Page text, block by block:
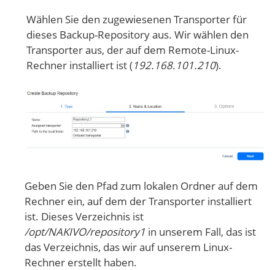
Wählen Sie den zugewiesenen Transporter für
dieses Backup-Repository aus. Wir wählen den
Transporter aus, der auf dem Remote-Linux-
Rechner installiert ist (192.168.101.210).
Geben Sie den Pfad zum lokalen Ordner auf dem
Rechner ein, auf dem der Transporter installiert
ist. Dieses Verzeichnis ist
/opt/NAKIVO/repository1 in unserem Fall, das ist
das Verzeichnis, das wir auf unserem Linux-
Rechner erstellt haben.